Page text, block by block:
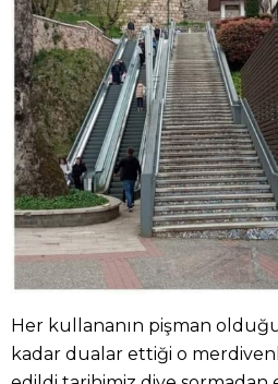
Her kullananın pişman
kadar dualar ettiği o